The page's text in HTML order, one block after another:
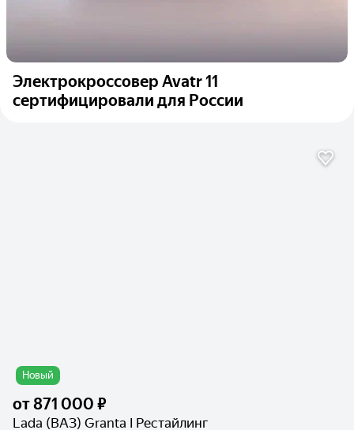
Электрокроссовер Avatr 11
сертифицировали для России
Новый
от871 000 ₽
Lada (ВАЗ) Granta I Рестайлинг